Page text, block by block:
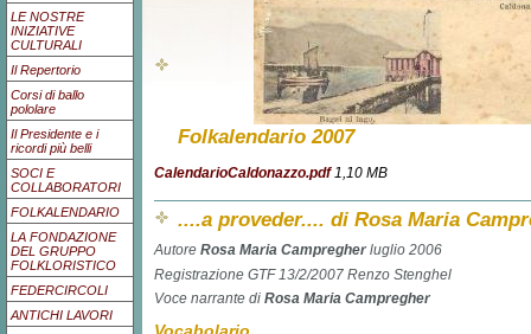
LE NOSTRE
INIZIATIVE
CULTURALI
Il Repertorio
Corsi di ballo
pololare
Il Presidente e i
ricordi più belli
SOCI E
COLLABORATORI
FOLKALENDARIO
LA FONDAZIONE
DEL GRUPPO
FOLKLORISTICO
FEDERCIRCOLI
ANTICHI LAVORI
Folkalendario 2007
CalendarioCaldonazzo.pdf1,10 MB
....a proveder.... di Rosa Maria
Autore Rosa Maria Campregher luglio 2006
Registrazione GTF 13/2/2007 Renzo Stenghel
Voce narrante di Rosa Maria Campregher